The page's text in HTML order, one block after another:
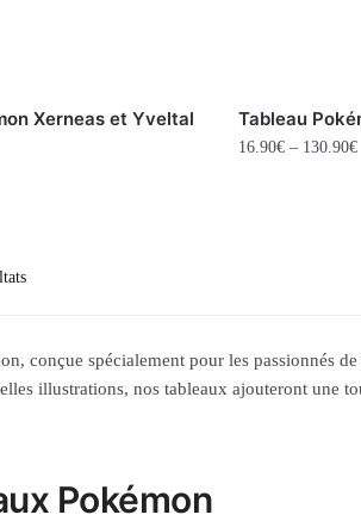
Xerneas et Yveltal Tableau
16.90€ – 130.90€
conçue spécialement pour les passionnés
illustrations, nos tableaux ajouteront une
Pokémon